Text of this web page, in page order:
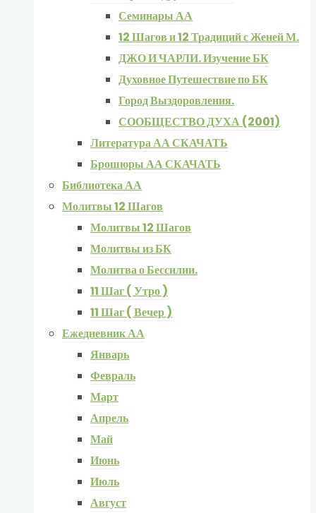
Семинары АА
12 Шагов и 12 Традиций с Женей М.
ДЖО И ЧАРЛИ. Изучение БК
Духовное Путешествие по БК
Город Выздоровления.
СООБЩЕСТВО ДУХА (2001)
Литература АА СКАЧАТЬ
Брошюры АА СКАЧАТЬ
Библиотека АА
Молитвы 12 Шагов
Молитвы 12 Шагов
Молитвы из БК
Молитва о Бессилии.
11 Шаг ( Утро )
11 Шаг ( Вечер )
Ежедневник АА
Январь
Февраль
Март
Апрель
Май
Июнь
Июль
Август